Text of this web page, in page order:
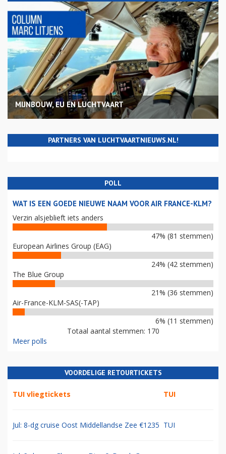
MIJNBOUW, EU EN LUCHTVAART
PARTNERS VAN LUCHTVAARTNIEUWS.NL!
POLL
WAT IS EEN GOEDE NIEUWE NAAM VOOR AIR FRANCE-KLM?
Verzin alsjeblieft iets anders
47% (81 stemmen)
European Airlines Group (EAG)
24% (42 stemmen)
The Blue Group
21% (36 stemmen)
Air-France-KLM-SAS(-TAP)
6% (11 stemmen)
Totaal aantal stemmen: 170
Meer polls
VOORDELIGE RETOURTICKETS
TUI vliegtickets TUI
Jul: 8-dg cruise Oost Middellandse Zee €1235 TUI